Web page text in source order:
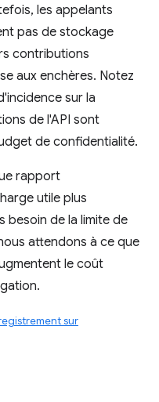
les appelants
pas de stockage
contributions
aux enchères. Notez
sur la
de l'API sont
de confidentialité.
rapport
utile plus
besoin de la limite de
attendons à ce que
le coût
sur